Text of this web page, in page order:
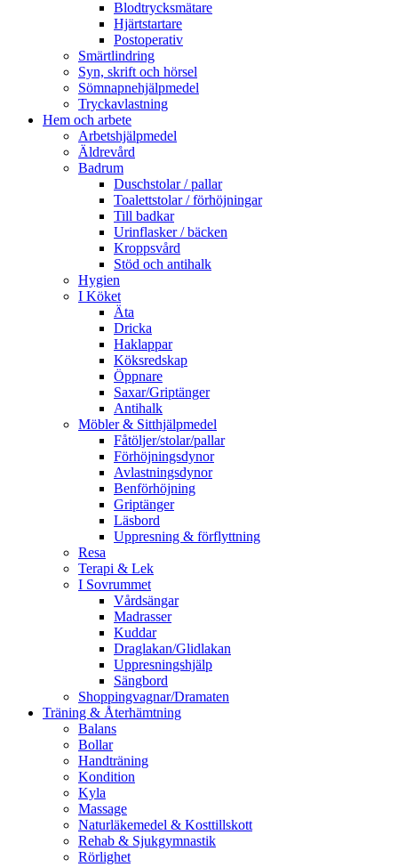
Blodtrycksmätare
Hjärtstartare
Postoperativ
Smärtlindring
Syn, skrift och hörsel
Sömnapnehjälpmedel
Tryckavlastning
Hem och arbete
Arbetshjälpmedel
Äldrevård
Badrum
Duschstolar / pallar
Toalettstolar / förhöjningar
Till badkar
Urinflasker / bäcken
Kroppsvård
Stöd och antihalk
Hygien
I Köket
Äta
Dricka
Haklappar
Köksredskap
Öppnare
Saxar/Griptänger
Antihalk
Möbler & Sitthjälpmedel
Fåtöljer/stolar/pallar
Förhöjningsdynor
Avlastningsdynor
Benförhöjning
Griptänger
Läsbord
Uppresning & förflyttning
Resa
Terapi & Lek
I Sovrummet
Vårdsängar
Madrasser
Kuddar
Draglakan/Glidlakan
Uppresningshjälp
Sängbord
Shoppingvagnar/Dramaten
Träning & Återhämtning
Balans
Bollar
Handträning
Kondition
Kyla
Massage
Naturläkemedel & Kosttillskott
Rehab & Sjukgymnastik
Rörlighet